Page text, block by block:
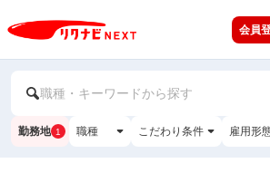
会員
職種・キーワードから探す
勤務地 1 職種 こだわり条件 雇用形